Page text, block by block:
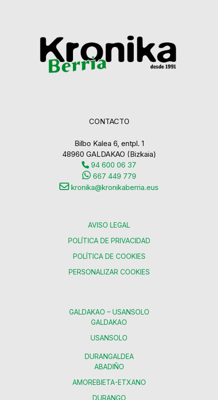
CONTACTO
Bilbo Kalea 6, entpl. 1
48960 GALDAKAO (Bizkaia)
94 600 06 37
667 449 779
kronika@kronikaberria.eus
AVISO LEGAL
POLÍTICA DE PRIVACIDAD
POLÍTICA DE COOKIES
PERSONALIZAR COOKIES
GALDAKAO – USANSOLO
GALDAKAO
USANSOLO
DURANGALDEA
ABADIÑO
AMOREBIETA-ETXANO
DURANGO